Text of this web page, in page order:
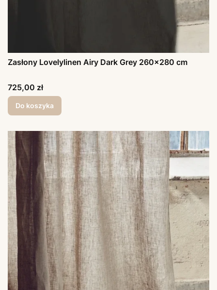
Zasłony Lovelylinen Airy Dark Grey 260x280 cm
Cena
725,00 zł
Do koszyka